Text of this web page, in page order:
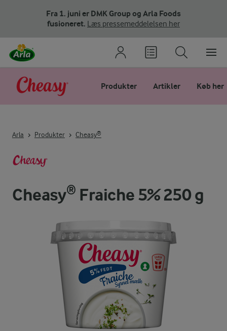
Fra 1. juni er DMK Group og Arla Foods
fusioneret. Læs pressemeddelelsen her
Produkter Artikler Køb her
Arla Produkter Cheasy®
Cheasy® Fraiche 5% 250 g